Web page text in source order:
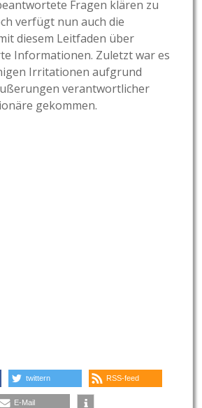
Fragen klären zu
verfügt nun auch die
diesem Leitfaden über
Informationen. Zuletzt war es
Irritationen aufgrund
verantwortlicher
gekommen.
twittern RSS-feed
E-Mail